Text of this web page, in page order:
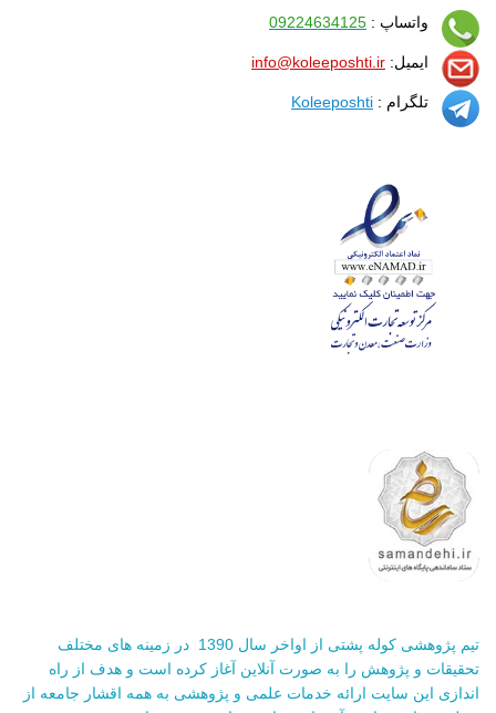
واتساپ : 09224634125
ایمیل: info@koleeposhti.ir
تلگرام : Koleeposhti
تیم پژوهشی کوله پشتی از اواخر سال 1390 در زمینه های مختلف
تحقیقات و پژوهش را به صورت آنلاین آغاز کرده است و هدف از راه
اندازی این سایت ارائه خدمات علمی و پژوهشی به همه اقشار جامعه از